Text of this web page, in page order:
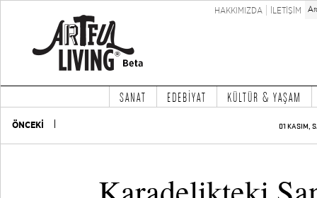
HAKKIMIZDA İLETİŞİM
SANAT EDEBİYAT KÜLTÜR & YAŞAM
ÖNCEKİ 01 KASIM,